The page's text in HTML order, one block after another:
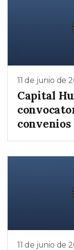
11 de junio de
Capital
11 de junio de